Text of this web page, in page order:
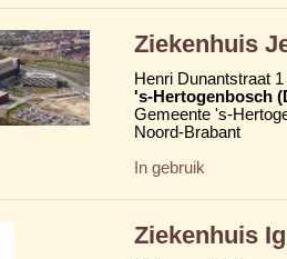
Ziekenhuis
Henri Dunantstraat 1
's-Hertogenbosch
Gemeente 's-
Noord-Brabant
In gebruik
Ziekenhuis